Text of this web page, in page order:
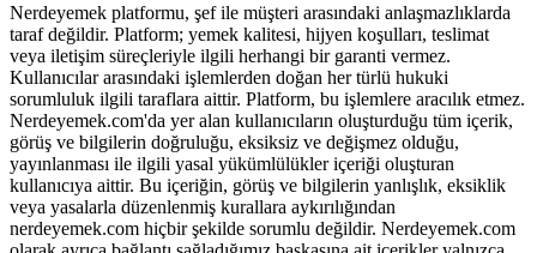
Nerdeyemek platformu, şef ile müşteri arasındaki anlaşmazlıklarda
taraf değildir. Platform; yemek kalitesi, hijyen koşulları, teslimat
veya iletişim süreçleriyle ilgili herhangi bir garanti vermez.
Kullanıcılar arasındaki işlemlerden doğan her türlü hukuki
sorumluluk ilgili taraflara aittir. Platform, bu işlemlere aracılık etmez.
Nerdeyemek.com'da yer alan kullanıcıların oluşturduğu tüm içerik,
görüş ve bilgilerin doğruluğu, eksiksiz ve değişmez olduğu,
yayınlanması ile ilgili yasal yükümlülükler içeriği oluşturan
kullanıcıya aittir. Bu içeriğin, görüş ve bilgilerin yanlışlık, eksiklik
veya yasalarla düzenlenmiş kurallara aykırılığından
nerdeyemek.com hiçbir şekilde sorumlu değildir. Nerdeyemek.com